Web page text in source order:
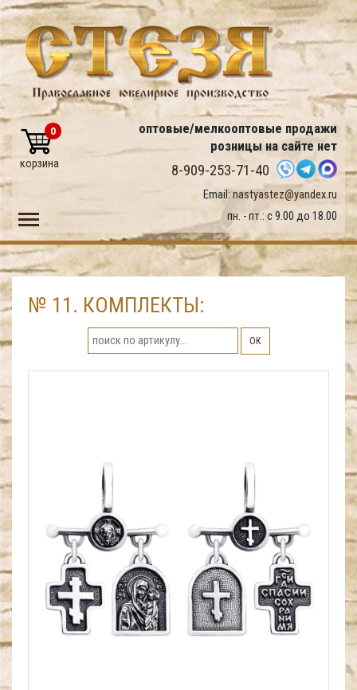
оптовые/мелкооптовые продажи
розницы на сайте нет
8-909-253-71-40
Email: nastyastez@yandex.ru
пн. - пт.: с 9.00 до 18.00
0
корзина
Toggle main menu visibility
№ 11. КОМПЛЕКТЫ:
ОК